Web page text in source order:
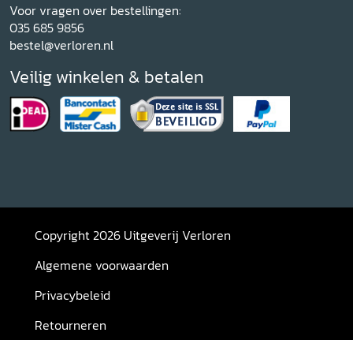
Voor vragen over bestellingen:
035 685 9856
bestel@verloren.nl
Veilig winkelen & betalen
Copyright 2026 Uitgeverij Verloren
Algemene voorwaarden
Privacybeleid
Retourneren